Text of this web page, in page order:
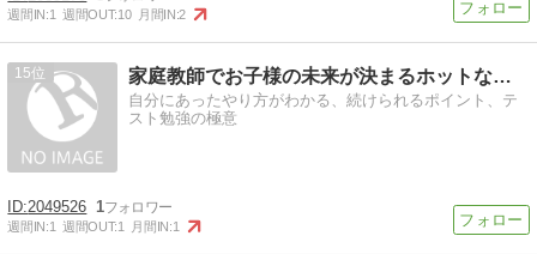
週間IN:1 週間OUT:10 月間IN:2
15 家庭教師でお子様の未来が決まるホットな情報
自分にあったやり方がわかる、続けられるポイント、テ
スト勉強の極意
2049526 1
週間IN:1 週間OUT:1 月間IN:1